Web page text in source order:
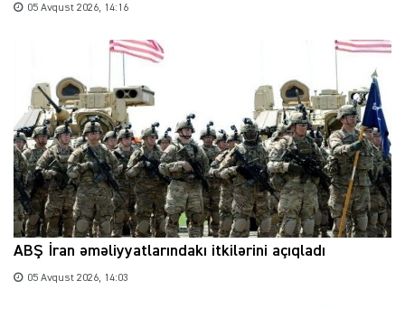
05 Avqust 2026, 14:16
ABŞ İran əməliyyatlarındakı itkilərini açıqladı
05 Avqust 2026, 14:03